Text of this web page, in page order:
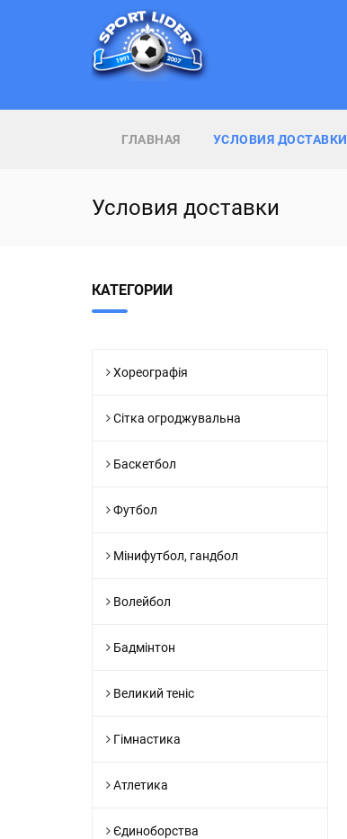
ГЛАВНАЯ УСЛОВИЯ ДОСТАВКИ
Условия доставки
КАТЕГОРИИ
Хореографія
Сітка огроджувальна
Баскетбол
Футбол
Мінифутбол, гандбол
Волейбол
Бадмінтон
Великий теніс
Гімнастика
Атлетика
Єдиноборства